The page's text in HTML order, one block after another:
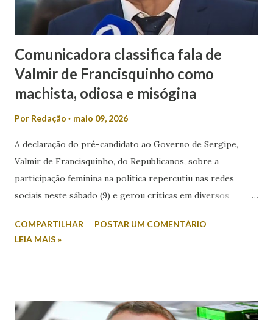
Comunicadora classifica fala de
Valmir de Francisquinho como
machista, odiosa e misógina
Por Redação maio 09, 2026
A declaração do pré-candidato ao Governo de Sergipe,
Valmir de Francisquinho, do Republicanos, sobre a
participação feminina na política repercutiu nas redes
sociais neste sábado (9) e gerou críticas em diversos
Itabaiana FM, Valmir foi questionado sobre a possibilidade
declaração como machista e misógina. Por meio das redes
COMPARTILHAR
POSTAR UM COMENTÁRIO
LEIA MAIS »